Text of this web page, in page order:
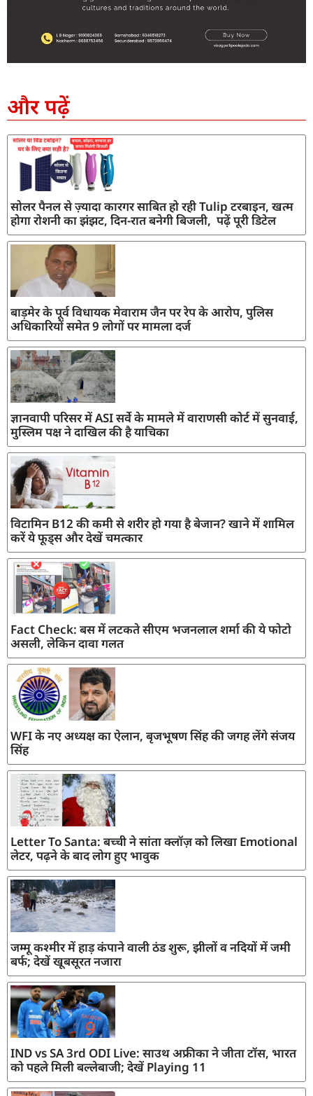
और पढ़ें
सोलर पैनल से ज़्यादा कारगर साबित हो रही Tulip टरबाइन, खत्म
होगा रोशनी का झंझट, दिन-रात बनेगी बिजली, पढ़ें पूरी डिटेल
बाड़मेर के पूर्व विधायक मेवाराम जैन पर रेप के आरोप, पुलिस
अधिकारियों समेत 9 लोगों पर मामला दर्ज
ज्ञानवापी परिसर में ASI सर्वे के मामले में वाराणसी कोर्ट में सुनवाई,
मुस्लिम पक्ष ने दाखिल की है याचिका
विटामिन B12 की कमी से शरीर हो गया है बेजान? खाने में शामिल
करें ये फूड्स और देखें चमत्कार
Fact Check: बस में लटकते सीएम भजनलाल शर्मा की ये फोटो
असली, लेकिन दावा गलत
WFI के नए अध्यक्ष का ऐलान, बृजभूषण सिंह की जगह लेंगे संजय
सिंह
Letter To Santa: बच्ची ने सांता क्लॉज़ को लिखा Emotional
लेटर, पढ़ने के बाद लोग हुए भावुक
जम्मू कश्मीर में हाड़ कंपाने वाली ठंड शुरू, झीलों व नदियों में जमी
बर्फ; देखें खूबसूरत नजारा
IND vs SA 3rd ODI Live: साउथ अफ्रीका ने जीता टॉस, भारत
को पहले मिली बल्लेबाजी; देखें Playing 11